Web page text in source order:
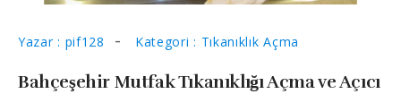
Yazar : pif128 Kategori : Tıkanıklık Açma
Bahçeşehir Mutfak Tıkanıklığı Açma ve Açıcı